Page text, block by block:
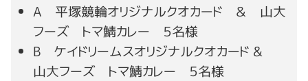
A 平塚競輪オリジナルクオカード ＆ 山大
フーズ トマ鯖カレー ５名様
B ケイドリームスオリジナルクオカード &
山大フーズ トマ鯖カレー ５名様